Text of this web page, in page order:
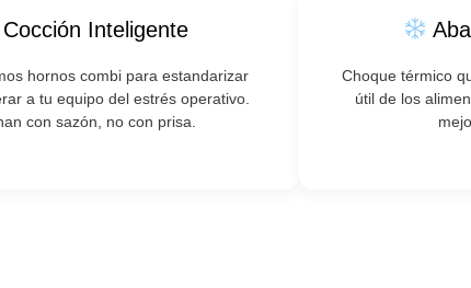
Cocción Inteligente
hornos combi para estandarizar
a tu equipo del estrés operativo.
con sazón, no con prisa.
Choque térmico
útil de los